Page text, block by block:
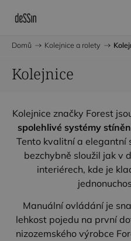
Domů / Kolejnice a rolety /
Kolejnice
Kolejnice značky Forest
spolehlivé systémy
Tento kvalitní a elegantní
bezchybně sloužil jak v
interiérech, kde je
Manuální ovládání je
lehkost pojedu na první
nizozemského výrobce